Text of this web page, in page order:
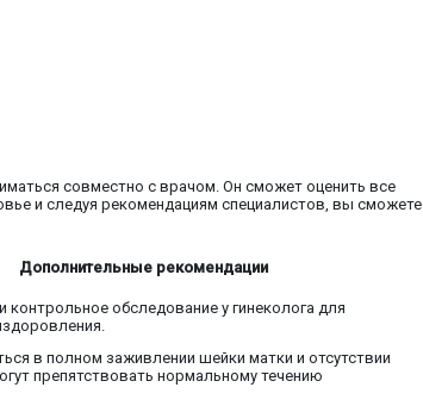
совместно с врачом. Он сможет оценить все
и следуя рекомендациям специалистов, вы сможете
Дополнительные рекомендации
контрольное обследование у гинеколога для
в полном заживлении шейки матки и отсутствии
препятствовать нормальному течению